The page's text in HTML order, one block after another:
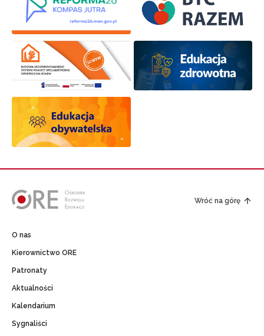
Wróć na górę
O nas
Kierownictwo ORE
Patronaty
Aktualności
Kalendarium
Sygnaliści